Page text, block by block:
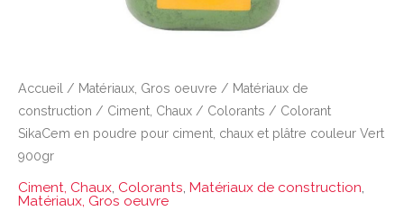
Accueil / Matériaux, Gros oeuvre / Matériaux de
construction / Ciment, Chaux / Colorants / Colorant
SikaCem en poudre pour ciment, chaux et plâtre couleur Vert
900gr
Ciment, Chaux, Colorants, Matériaux de construction,
Matériaux, Gros oeuvre